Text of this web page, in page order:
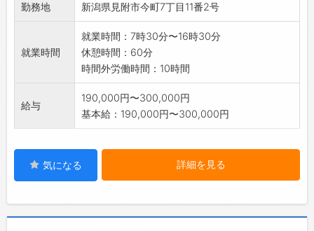
勤務地 新潟県見附市今町7丁目11番2号
就業時間
就業時間：7時30分〜16時30分
休憩時間：60分
時間外労働時間：10時間
給与
190,000円〜300,000円
基本給：190,000円〜300,000円
気になる 詳細を見る